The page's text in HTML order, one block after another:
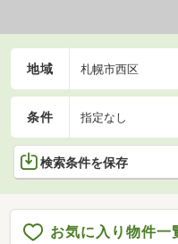
地域 札幌市西区
条件 指定なし
検索条件を保存
お気に入り物件一